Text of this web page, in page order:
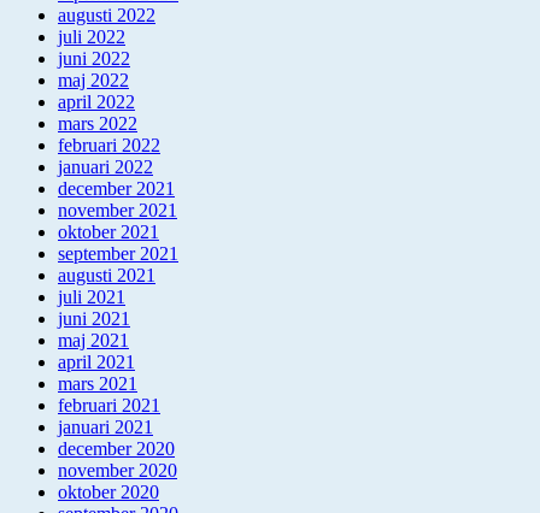
augusti 2022
juli 2022
juni 2022
maj 2022
april 2022
mars 2022
februari 2022
januari 2022
december 2021
november 2021
oktober 2021
september 2021
augusti 2021
juli 2021
juni 2021
maj 2021
april 2021
mars 2021
februari 2021
januari 2021
december 2020
november 2020
oktober 2020